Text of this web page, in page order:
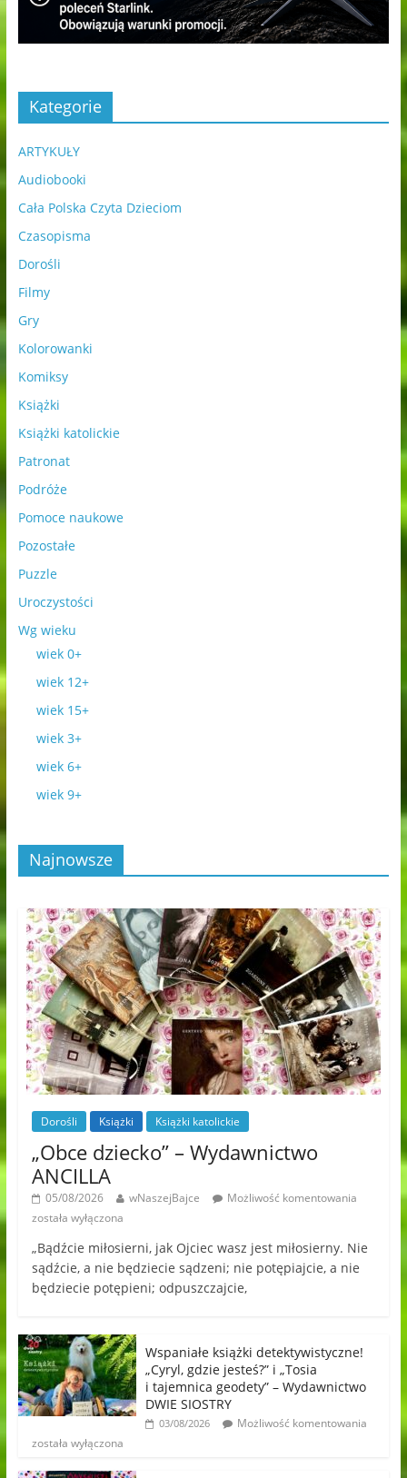
Kategorie
ARTYKUŁY
Audiobooki
Cała Polska Czyta Dzieciom
Czasopisma
Dorośli
Filmy
Gry
Kolorowanki
Komiksy
Książki
Książki katolickie
Patronat
Podróże
Pomoce naukowe
Pozostałe
Puzzle
Uroczystości
Wg wieku
wiek 0+
wiek 12+
wiek 15+
wiek 3+
wiek 6+
wiek 9+
Najnowsze
Dorośli Książki Książki katolickie
„Obce dziecko” – Wydawnictwo
ANCILLA
05/08/2026 wNaszejBajce
Możliwość komentowania
została wyłączona
„Bądźcie miłosierni, jak Ojciec wasz jest miłosierny. Nie
sądźcie, a nie będziecie sądzeni; nie potępiajcie, a nie
będziecie potępieni; odpuszczajcie,
Wspaniałe książki detektywistyczne!
„Cyryl, gdzie jesteś?” i „Tosia
i tajemnica geodety” – Wydawnictwo
DWIE SIOSTRY
03/08/2026
Możliwość komentowania
została wyłączona